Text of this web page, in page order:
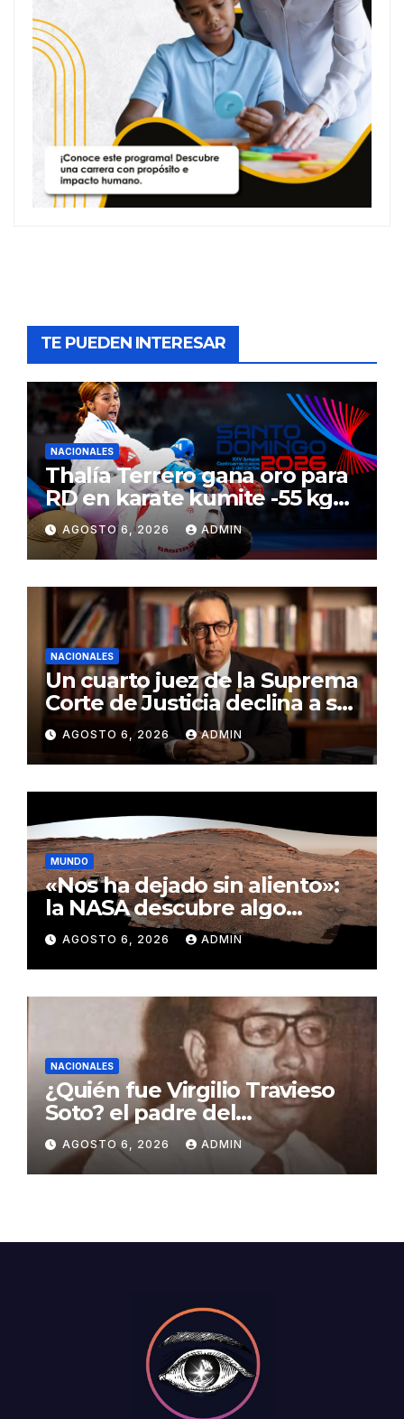
TE PUEDEN INTERESAR
NACIONALES
Thalía Terrero gana oro para
RD en karate kumite -55 kg
en Santo Domingo 2026
AGOSTO 6, 2026 ADMIN
NACIONALES
Un cuarto juez de la Suprema
Corte de Justicia declina a ser
evaluado por el CNM
AGOSTO 6, 2026 ADMIN
MUNDO
«Nos ha dejado sin aliento»:
la NASA descubre algo
insólito en Marte
AGOSTO 6, 2026 ADMIN
NACIONALES
¿Quién fue Virgilio Travieso
Soto? el padre del
baloncesto dominicano
AGOSTO 6, 2026 ADMIN